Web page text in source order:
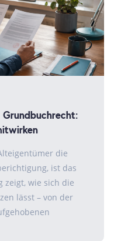
die
ist das
zeigt, wie sich die
lässt – von der